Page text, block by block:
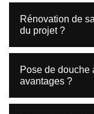
Rénovation de
du projet ?
Pose de douche
avantages ?